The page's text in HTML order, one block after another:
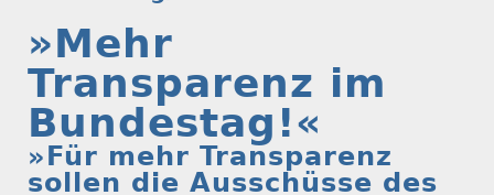
»Mehr
Transparenz im
Bundestag!«
»Für mehr Transparenz
sollen die Ausschüsse des